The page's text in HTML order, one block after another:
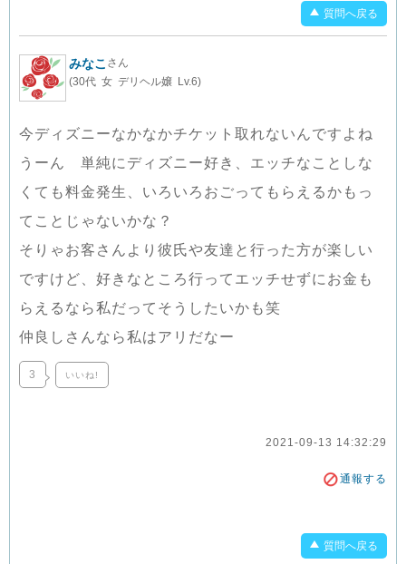
質問へ戻る
みなこ さん
(30代 女 デリヘル嬢 Lv.6)
今ディズニーなかなかチケット取れないんですよね
うーん 単純にディズニー好き、エッチなことしな
くても料金発生、いろいろおごってもらえるかもっ
てことじゃないかな？
そりゃお客さんより彼氏や友達と行った方が楽しい
ですけど、好きなところ行ってエッチせずにお金も
らえるなら私だってそうしたいかも笑
仲良しさんなら私はアリだなー
3 いいね!
2021-09-13 14:32:29
通報する
質問へ戻る